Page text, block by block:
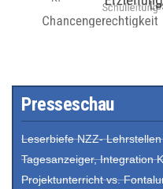
Presseschau
Leserbiefe NZZ- Lehrstellen
Tagesanzeiger, Integration
Projektunterricht vs.